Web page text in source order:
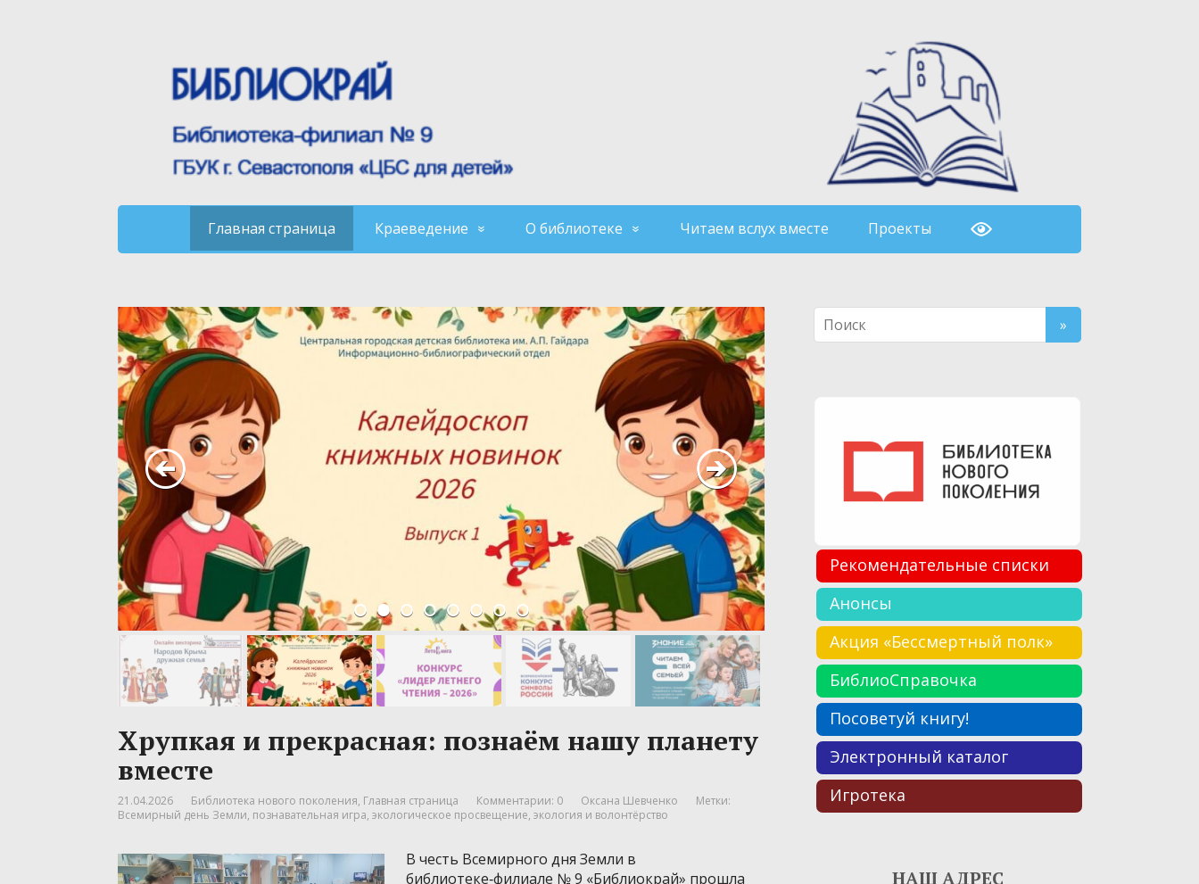
Главная страница Краеведение О библиотеке Читаем вслух вместе Проекты
Хрупкая и прекрасная: познаём нашу планету
вместе
21.04.2026 Библиотека нового поколения, Главная страница Комментарии: 0 Оксана Шевченко
Метки:
Всемирный день Земли, познавательная игра, экологическое просвещение, экология и волонтёрство
В честь Всемирного дня Земли в
библиотеке‑филиале № 9 «Библиокрай» прошла
Рекомендательные списки
Анонсы
Акция «Бессмертный полк»
БиблиоСправочка
Посоветуй книгу!
Электронный каталог
Игротека
НАШ АДРЕС